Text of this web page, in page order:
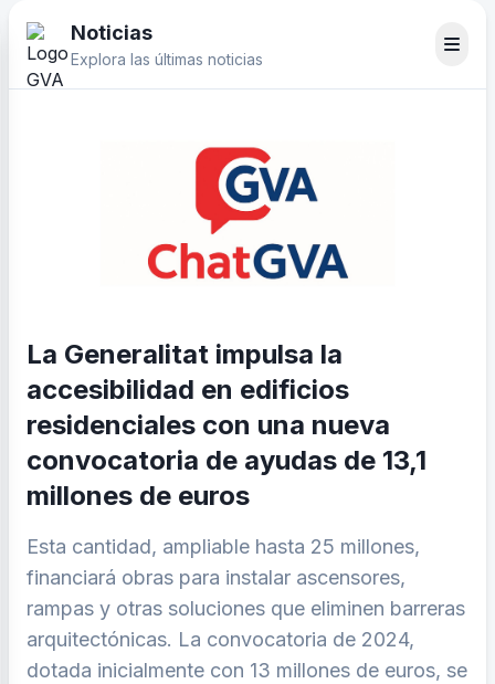
Noticias
Explora las últimas noticias
La Generalitat impulsa la
accesibilidad en edificios
residenciales con una nueva
convocatoria de ayudas de 13,1
millones de euros
Esta cantidad, ampliable hasta 25 millones,
financiará obras para instalar ascensores,
rampas y otras soluciones que eliminen barreras
arquitectónicas. La convocatoria de 2024,
dotada inicialmente con 13 millones de euros, se